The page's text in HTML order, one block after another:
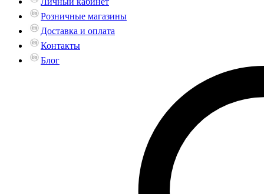
Розничные магазины
Доставка и оплата
Контакты
Блог